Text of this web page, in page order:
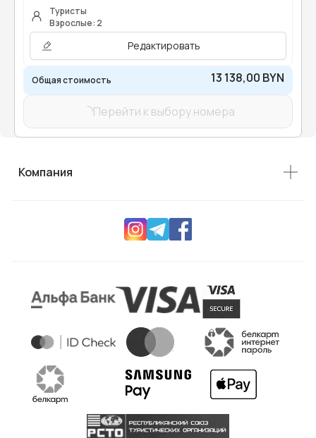
Туристы
Взрослые: 2
Редактировать
Общая стоимость 13 138,00 BYN
Перейти к выбору номера
Компания